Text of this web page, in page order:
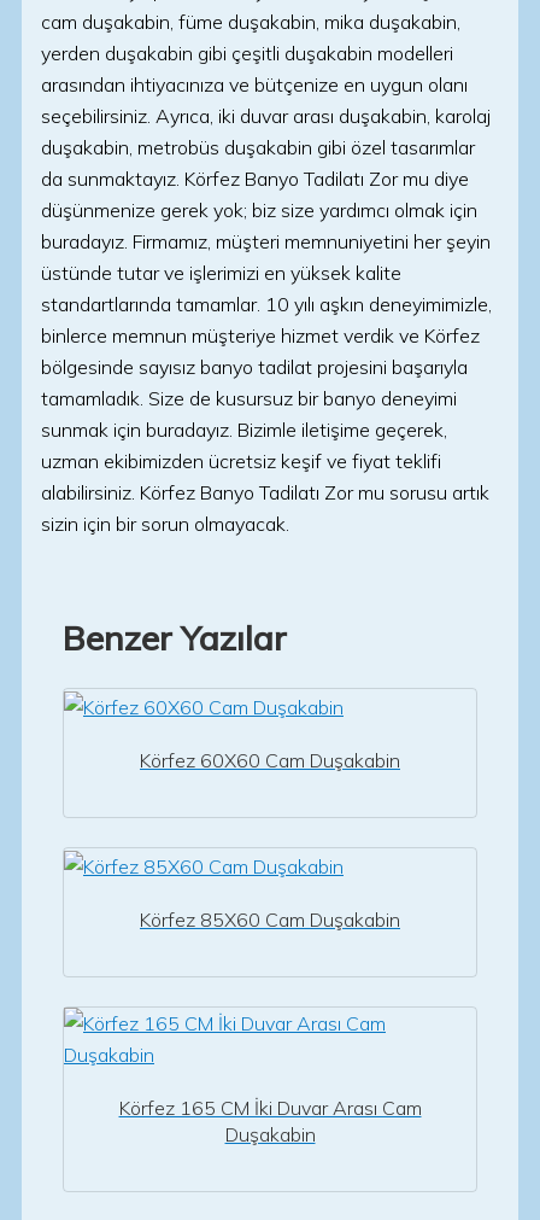
cam duşakabin, füme duşakabin, mika duşakabin,
yerden duşakabin gibi çeşitli duşakabin modelleri
arasından ihtiyacınıza ve bütçenize en uygun olanı
seçebilirsiniz. Ayrıca, iki duvar arası duşakabin, karolaj
duşakabin, metrobüs duşakabin gibi özel tasarımlar
da sunmaktayız. Körfez Banyo Tadilatı Zor mu diye
düşünmenize gerek yok; biz size yardımcı olmak için
buradayız. Firmamız, müşteri memnuniyetini her şeyin
üstünde tutar ve işlerimizi en yüksek kalite
standartlarında tamamlar. 10 yılı aşkın deneyimimizle,
binlerce memnun müşteriye hizmet verdik ve Körfez
bölgesinde sayısız banyo tadilat projesini başarıyla
tamamladık. Size de kusursuz bir banyo deneyimi
sunmak için buradayız. Bizimle iletişime geçerek,
uzman ekibimizden ücretsiz keşif ve fiyat teklifi
alabilirsiniz. Körfez Banyo Tadilatı Zor mu sorusu artık
sizin için bir sorun olmayacak.
Benzer Yazılar
Körfez 60X60 Cam Duşakabin
Körfez 85X60 Cam Duşakabin
Körfez 165 CM İki Duvar Arası Cam
Duşakabin